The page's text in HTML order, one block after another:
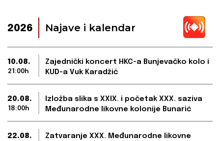
2026 Najave i kalendar
10.08.
21:00h
Zajednički koncert HKC-a Bunjevačko kolo i
KUD-a Vuk Karadžić
20.08.
18:00h
Izložba slika s XXIX. i početak XXX. saziva
Međunarodne likovne kolonije Bunarić
22.08.
Zatvaranje XXX. Međunarodne likovne